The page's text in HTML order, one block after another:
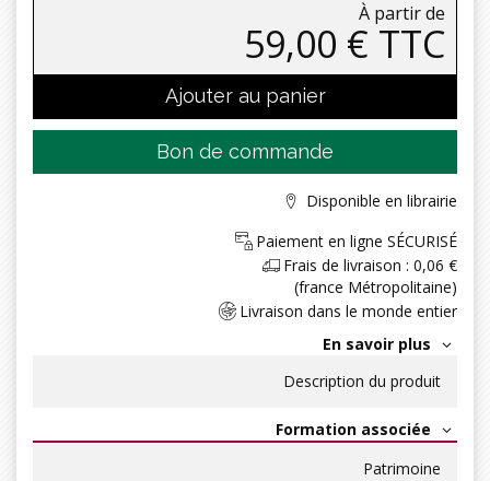
À partir de
59,00 € TTC
Ajouter au panier
Bon de commande
Disponible en librairie
Paiement en ligne SÉCURISÉ
Frais de livraison : 0,06 €
(france Métropolitaine)
Livraison dans le monde entier
En savoir plus
Description du produit
Formation associée
Patrimoine